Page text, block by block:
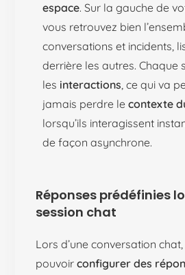
espace. Sur la gauche de
vous retrouvez bien
conversations et incidents,
derrière les autres. Chaque
les interactions, ce qui va
jamais perdre lecontexte
lorsqu’ils interagissent
de façon asynchrone.
Réponses prédéfinies
session chat
Lors d’une conversation
pouvoirconfigurer des